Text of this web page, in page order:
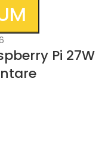
Pi 27W